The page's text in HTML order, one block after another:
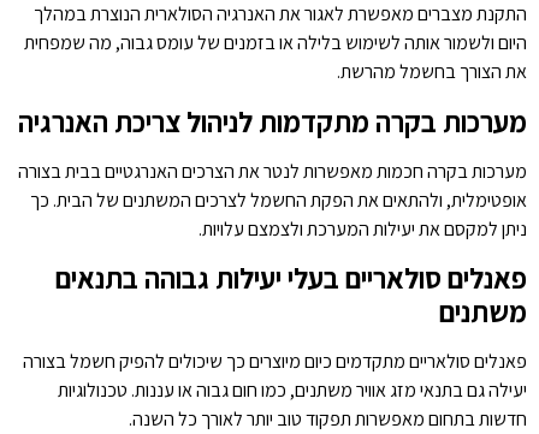
התקנת מצברים מאפשרת לאגור את האנרגיה הסולארית הנוצרת במהלך
היום ולשמור אותה לשימוש בלילה או בזמנים של עומס גבוה, מה שמפחית
את הצורך בחשמל מהרשת.
מערכות בקרה מתקדמות לניהול צריכת האנרגיה
מערכות בקרה חכמות מאפשרות לנטר את הצרכים האנרגטיים בבית בצורה
אופטימלית, ולהתאים את הפקת החשמל לצרכים המשתנים של הבית. כך
ניתן למקסם את יעילות המערכת ולצמצם עלויות.
פאנלים סולאריים בעלי יעילות גבוהה בתנאים
משתנים
פאנלים סולאריים מתקדמים כיום מיוצרים כך שיכולים להפיק חשמל בצורה
יעילה גם בתנאי מזג אוויר משתנים, כמו חום גבוה או עננות. טכנולוגיות
חדשות בתחום מאפשרות תפקוד טוב יותר לאורך כל השנה.